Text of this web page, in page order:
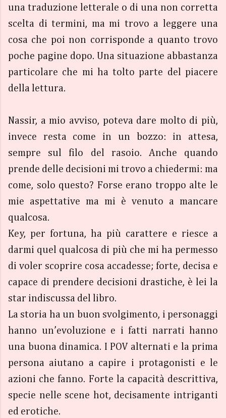
una traduzione letterale o di una non corretta
scelta di termini, ma mi trovo a leggere una
cosa che poi non corrisponde a quanto trovo
poche pagine dopo. Una situazione abbastanza
particolare che mi ha tolto parte del piacere
della lettura.
Nassir, a mio avviso, poteva dare molto di più,
invece resta come in un bozzo: in attesa,
sempre sul filo del rasoio. Anche quando
prende delle decisioni mi trovo a chiedermi: ma
come, solo questo? Forse erano troppo alte le
mie aspettative ma mi è venuto a mancare
qualcosa.
Key, per fortuna, ha più carattere e riesce a
darmi quel qualcosa di più che mi ha permesso
di voler scoprire cosa accadesse; forte, decisa e
capace di prendere decisioni drastiche, è lei la
star indiscussa del libro.
La storia ha un buon svolgimento, i personaggi
hanno un’evoluzione e i fatti narrati hanno
una buona dinamica. I POV alternati e la prima
persona aiutano a capire i protagonisti e le
azioni che fanno. Forte la capacità descrittiva,
specie nelle scene hot, decisamente intriganti
ed erotiche.